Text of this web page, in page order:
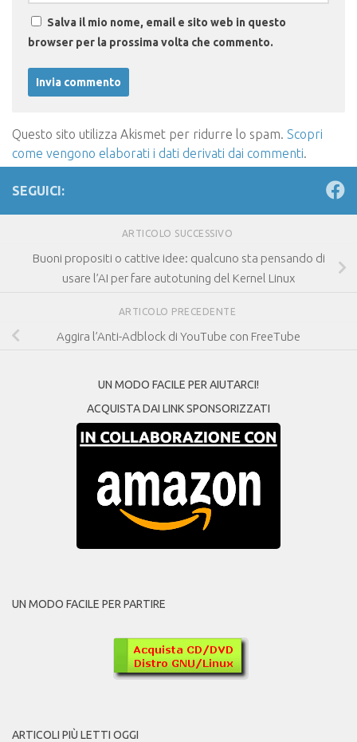
Salva il mio nome, email e sito web in questo
browser per la prossima volta che commento.
Questo sito utilizza Akismet per ridurre lo spam. Scopri
come vengono elaborati i dati derivati dai commenti.
SEGUICI:
ARTICOLO SUCCESSIVO
Buoni propositi o cattive idee: qualcuno sta pensando di
usare l’AI per fare autotuning del Kernel Linux
ARTICOLO PRECEDENTE
Aggira l’Anti-Adblock di YouTube con FreeTube
UN MODO FACILE PER AIUTARCI!
ACQUISTA DAI LINK SPONSORIZZATI
UN MODO FACILE PER PARTIRE
ARTICOLI PIÙ LETTI OGGI